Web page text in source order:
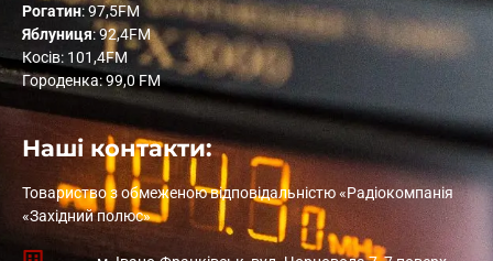
Рогатин: 97,5FM
Яблуниця: 92,4FM
Косів: 101,4FM
Городенка: 99,0 FM
Наші контакти:
Товариство з обмеженою відповідальністю «Радіокомпанія
«Західний полюс»